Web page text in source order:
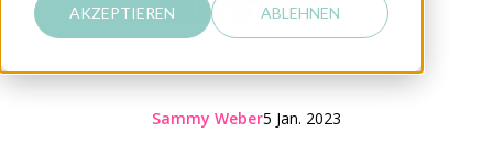
AKZEPTIEREN ABLEHNEN
5 Jan. 2023
Sammy Weber